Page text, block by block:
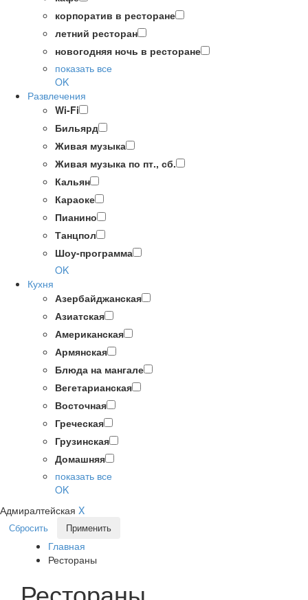
корпоратив в ресторане
летний ресторан
новогодняя ночь в ресторане
показать все
OK
Развлечения
Wi-Fi
Бильярд
Живая музыка
Живая музыка по пт., сб.
Кальян
Караоке
Пианино
Танцпол
Шоу-программа
OK
Кухня
Азербайджанская
Азиатская
Американская
Армянская
Блюда на мангале
Вегетарианская
Восточная
Греческая
Грузинская
Домашняя
показать все
OK
Адмиралтейская X
Сбросить Применить
Главная
Рестораны